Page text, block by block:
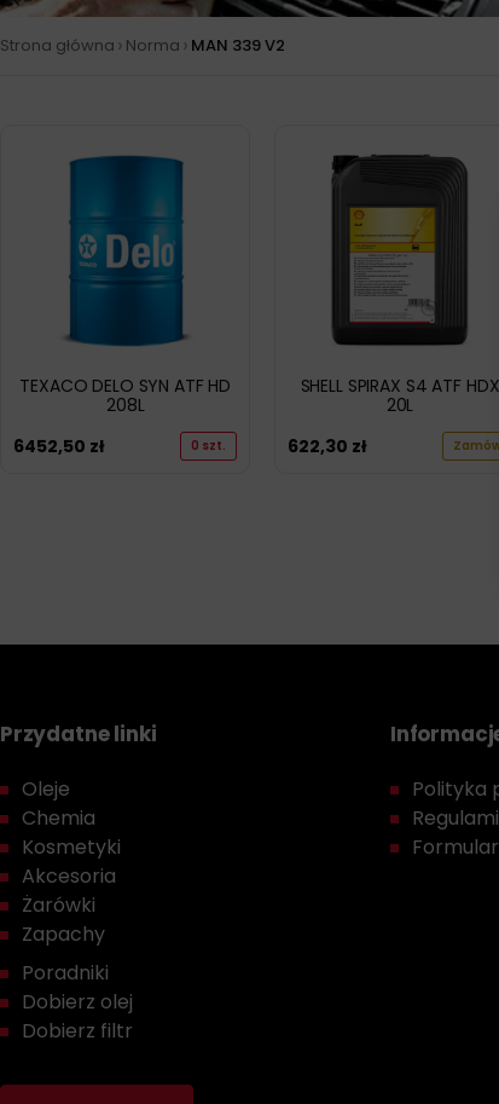
Strona główna › Norma › MAN 339 V2
TEXACO DELO SYN ATF HD
208L
6452,50 zł 0 szt.
SHELL SPIRAX S4 ATF HDX
20L
622,30 zł
Przydatne linki
Oleje
Chemia
Kosmetyki
Akcesoria
Żarówki
Zapachy
Poradniki
Dobierz olej
Dobierz filtr
Polityka